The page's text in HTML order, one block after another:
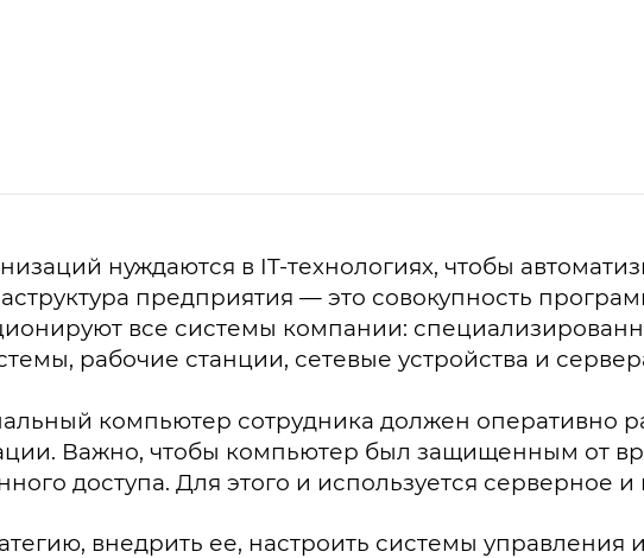
нуждаются в IT-технологиях, чтобы
предприятия — это совокупность
все системы компании:
рабочие станции, сетевые устройства и
компьютер сотрудника должен оперативно
Важно, чтобы компьютер был защищенным от
доступа. Для этого и используется серверное
внедрить ее, настроить системы